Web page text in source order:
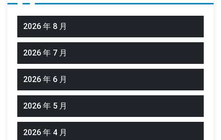
2026 年 8 月
2026 年 7 月
2026 年 6 月
2026 年 5 月
2026 年 4 月